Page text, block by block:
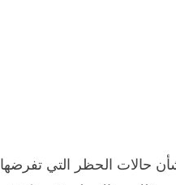
حالات الحظر التي تفرضها